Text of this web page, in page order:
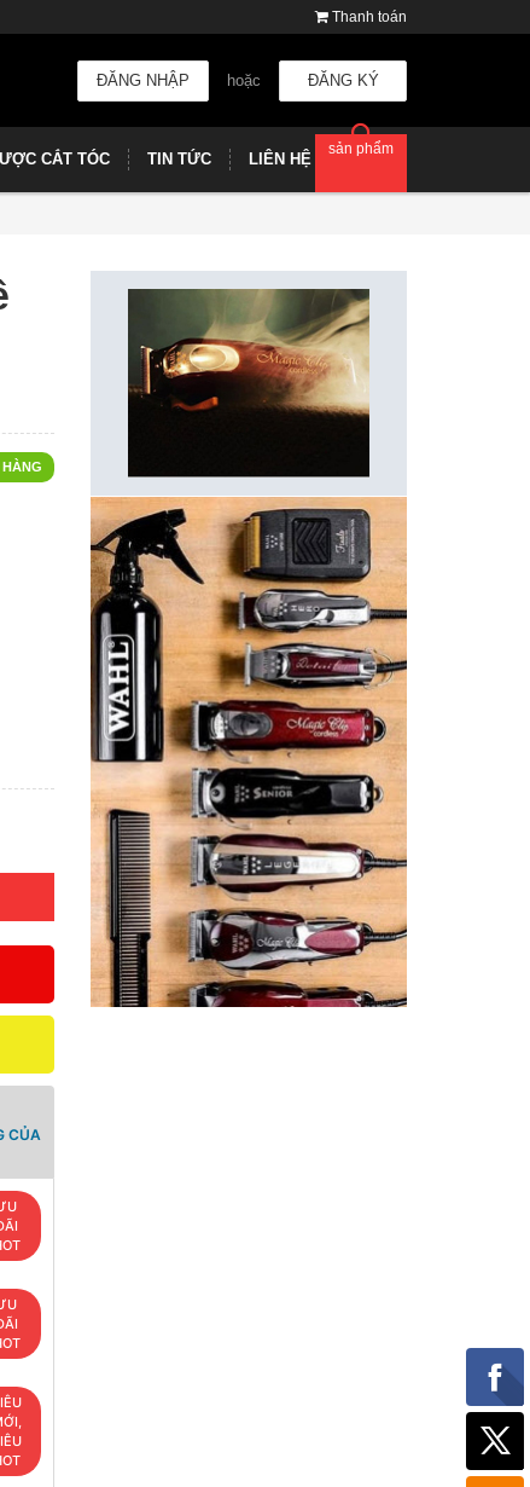
Thanh toán
ĐĂNG KÝ
hoặc
ĐĂNG NHẬP
CẮT TÓC TIN TỨC LIÊN HỆ
sản phẩm
CỦA